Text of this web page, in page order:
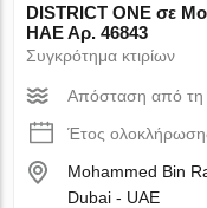
DISTRICT ONE σε
ΗΑΕ Αρ. 46843
Συγκρότημα κτιρίων
Απόσταση από τη
Έτος
Mohammed Bin
Dubai - UAE